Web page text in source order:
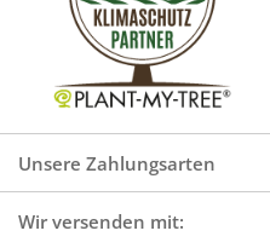
Unsere Zahlungsarten
Wir versenden mit: